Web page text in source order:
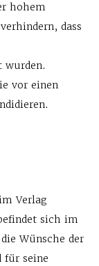
hohem
dass
wurden.
vor einen
Verlag
sich im
Wünsche der
für seine